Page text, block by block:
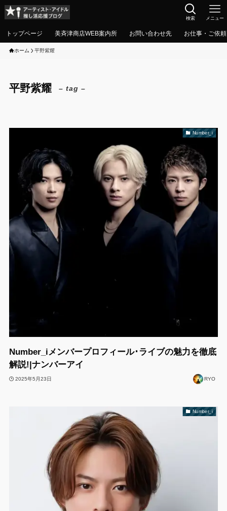
検索 メニュー
トップページ 美斉津商店WEB案内所 お問い合わせ先 お仕事・ご依
ホーム 平野紫耀
平野紫耀 – tag –
Number_i
Number_iメンバープロフィール･ライブの魅力を徹底
解説!|ナンバーアイ
2025年5月23日 RYO
Number_i